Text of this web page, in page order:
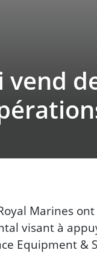
vend
Marines
visant à
Equipment &